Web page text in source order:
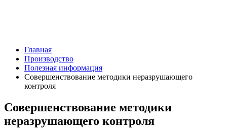
Главная
Производство
Полезная информация
Совершенствование методики неразрушающего
контроля
Совершенствование методики
неразрушающего контроля